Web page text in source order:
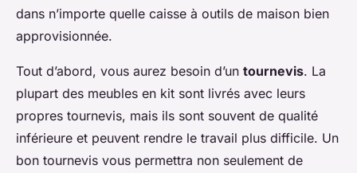
dans n’importe quelle caisse à outils de maison bien
approvisionnée.
Tout d’abord, vous aurez besoin d’un tournevis. La
plupart des meubles en kit sont livrés avec leurs
propres tournevis, mais ils sont souvent de qualité
inférieure et peuvent rendre le travail plus difficile. Un
bon tournevis vous permettra non seulement de